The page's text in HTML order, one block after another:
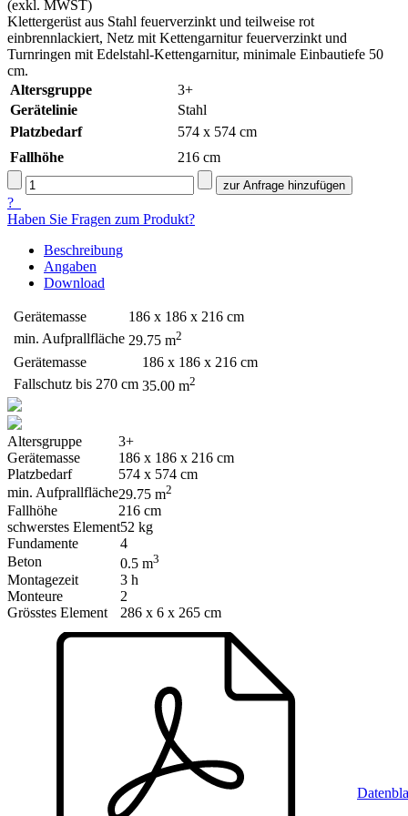
(exkl. MWST)
Klettergerüst aus Stahl feuerverzinkt und teilweise rot
einbrennlackiert, Netz mit Kettengarnitur feuerverzinkt und
Turnringen mit Edelstahl-Kettengarnitur, minimale Einbautiefe 50
cm.
Altersgruppe
3+
Gerätelinie
Stahl
Platzbedarf
574 x 574 cm
Fallhöhe
216 cm
?
Haben Sie Fragen zum Produkt?
Beschreibung
Angaben
Download
Gerätemasse
186 x 186 x 216 cm
min. Aufprallfläche 29.75 m2
Gerätemasse
186 x 186 x 216 cm
Fallschutz bis 270 cm 35.00 m2
Altersgruppe
3+
Gerätemasse
186 x 186 x 216 cm
Platzbedarf
574 x 574 cm
min. Aufprallfläche29.75 m2
Fallhöhe
216 cm
schwerstes Element52 kg
Fundamente
4
Beton
0.5 m3
Montagezeit
3 h
Monteure
2
Grösstes Element
286 x 6 x 265 cm